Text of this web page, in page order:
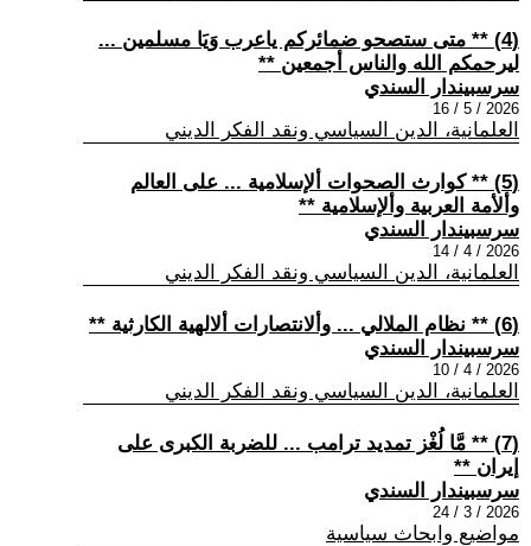
(4) ** متى ستصحو ضمائركم ياعرب وَيَا مسلمين ...
ليرحمكم الله والناس أجمعين **
سرسبيندار السندي
2026 / 5 / 16
العلمانية، الدين السياسي ونقد الفكر الديني
(5) ** كوارث الصحوات ألإسلامية ... على العالم
وألأمة العربية وألإسلامية **
سرسبيندار السندي
2026 / 4 / 14
العلمانية، الدين السياسي ونقد الفكر الديني
(6) ** نظام الملالي ... وألانتصارات ألالهية الكارثية **
سرسبيندار السندي
2026 / 4 / 10
العلمانية، الدين السياسي ونقد الفكر الديني
(7) ** مَّا لُغْز تمديد ترامب ... للضربة الكبرى على
إيران **
سرسبيندار السندي
2026 / 3 / 24
مواضيع وابحاث سياسية